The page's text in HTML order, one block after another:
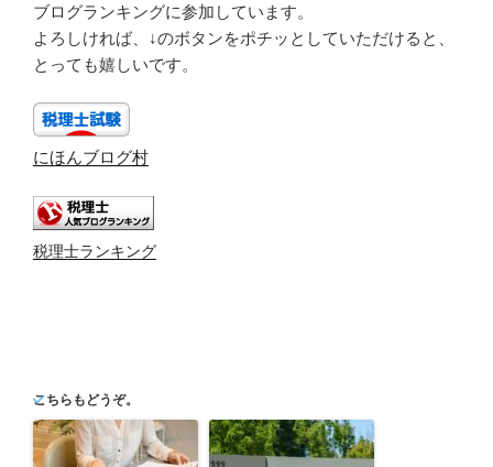
ブログランキングに参加しています。
よろしければ、↓のボタンをポチッとしていただけると、
とっても嬉しいです。
にほんブログ村
税理士ランキング
こちらもどうぞ。